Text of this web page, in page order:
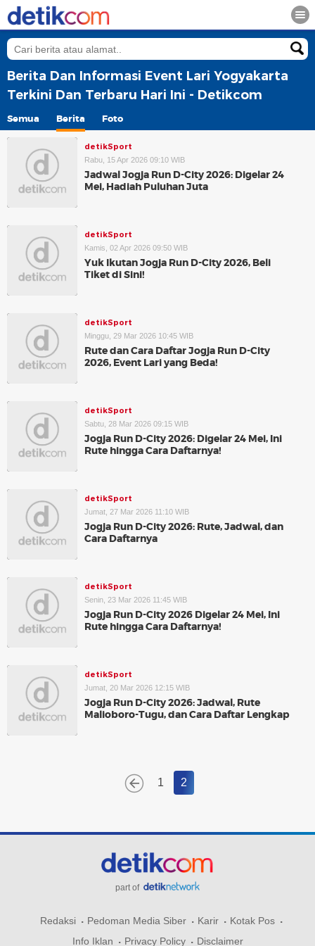
Berita Dan Informasi Event Lari Yogyakarta
Terkini Dan Terbaru Hari Ini - Detikcom
Semua Berita Foto
detikSport
Rabu, 15 Apr 2026 09:10 WIB
Jadwal Jogja Run D-City 2026: Digelar 24
Mei, Hadiah Puluhan Juta
detikSport
Kamis, 02 Apr 2026 09:50 WIB
Yuk Ikutan Jogja Run D-City 2026, Beli
Tiket di Sini!
detikSport
Minggu, 29 Mar 2026 10:45 WIB
Rute dan Cara Daftar Jogja Run D-City
2026, Event Lari yang Beda!
detikSport
Sabtu, 28 Mar 2026 09:15 WIB
Jogja Run D-City 2026: Digelar 24 Mei, Ini
Rute hingga Cara Daftarnya!
detikSport
Jumat, 27 Mar 2026 11:10 WIB
Jogja Run D-City 2026: Rute, Jadwal, dan
Cara Daftarnya
detikSport
Senin, 23 Mar 2026 11:45 WIB
Jogja Run D-City 2026 Digelar 24 Mei, Ini
Rute hingga Cara Daftarnya!
detikSport
Jumat, 20 Mar 2026 12:15 WIB
Jogja Run D-City 2026: Jadwal, Rute
Malioboro-Tugu, dan Cara Daftar Lengkap
1 2
part of
Redaksi Pedoman Media Siber Karir
Kotak Pos
Info Iklan
Privacy Policy Disclaimer